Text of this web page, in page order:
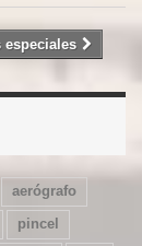
especiales
aerógrafo
pincel